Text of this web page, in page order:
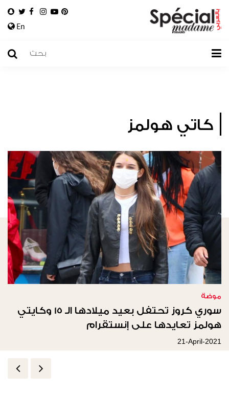
En
كاتي هولمز
موضة
سوري كروز تحتفل بعيد ميلادها الـ 15 وكايتي
هولمز تعايدها على إنستقرام
21-April-2021